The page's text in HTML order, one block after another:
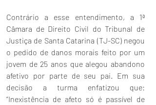
Contrário a esse entendimento, a 1ª
Câmara de Direito Civil do Tribunal de
Justiça de Santa Catarina (TJ-SC) negou
o pedido de danos morais feito por um
jovem de 25 anos que alegou abandono
afetivo por parte de seu pai. Em sua
decisão a turma enfatizou que:
“Inexistência de afeto só é passível de